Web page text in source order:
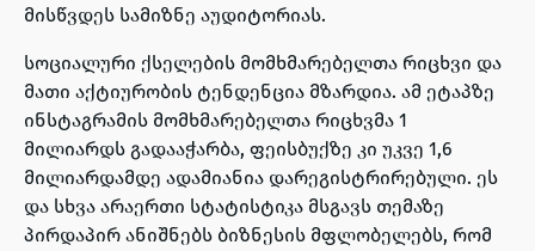
მისწვდეს სამიზნე აუდიტორიას.
სოციალური ქსელების მომხმარებელთა რიცხვი და
მათი აქტიურობის ტენდენცია მზარდია. ამ ეტაპზე
ინსტაგრამის მომხმარებელთა რიცხვმა 1
მილიარდს გადააჭარბა, ფეისბუქზე კი უკვე 1,6
მილიარდამდე ადამიანია დარეგისტრირებული. ეს
და სხვა არაერთი სტატისტიკა მსგავს თემაზე
პირდაპირ ანიშნებს ბიზნესის მფლობელებს, რომ